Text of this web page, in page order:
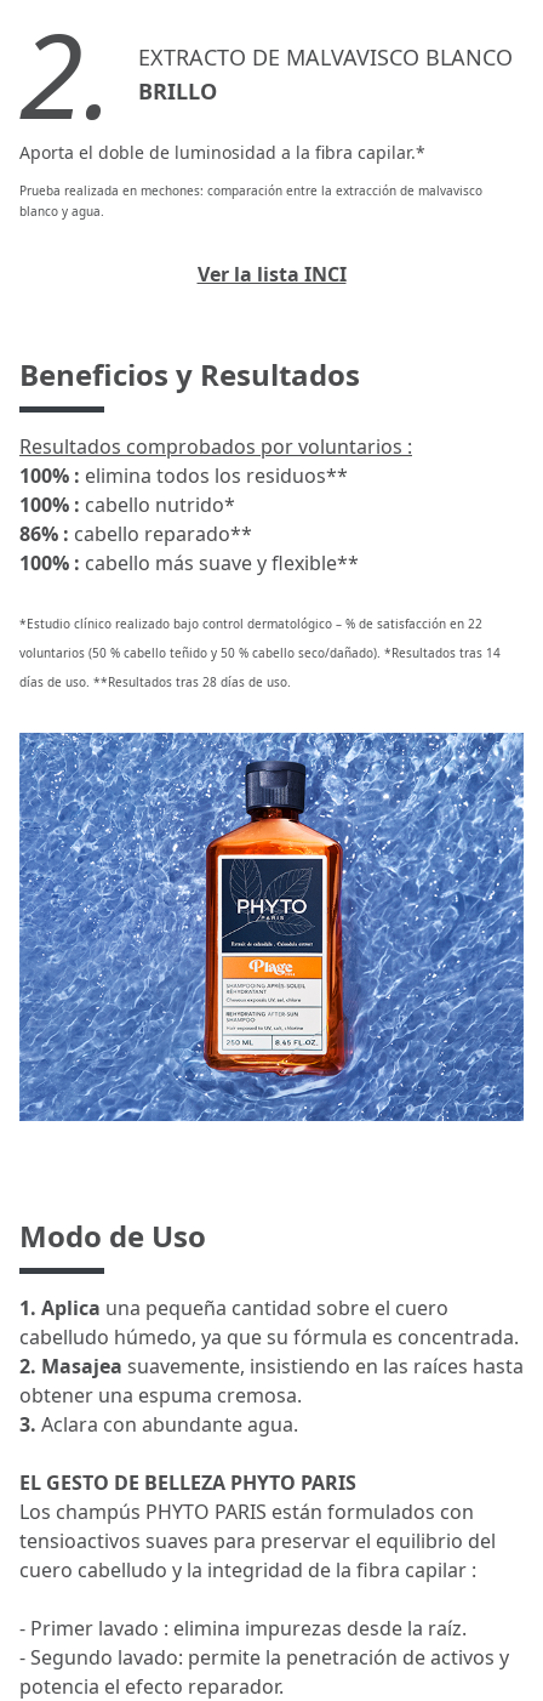
2.
EXTRACTO DE MALVAVISCO BLANCO
BRILLO
Aporta el doble de luminosidad a la fibra capilar.*
Prueba realizada en mechones: comparación entre la extracción de malvavisco
blanco y agua.
Ver la lista INCI
Beneficios y Resultados
Resultados comprobados por voluntarios :
100% : elimina todos los residuos**
100% : cabello nutrido*
86% : cabello reparado**
100% : cabello más suave y flexible**
*Estudio clínico realizado bajo control dermatológico – % de satisfacción en 22
voluntarios (50 % cabello teñido y 50 % cabello seco/dañado). *Resultados tras 14
días de uso. **Resultados tras 28 días de uso.
Modo de Uso
1. Aplica una pequeña cantidad sobre el cuero
cabelludo húmedo, ya que su fórmula es concentrada.
2. Masajea suavemente, insistiendo en las raíces hasta
obtener una espuma cremosa.
3. Aclara con abundante agua.
EL GESTO DE BELLEZA PHYTO PARIS
Los champús PHYTO PARIS están formulados con
tensioactivos suaves para preservar el equilibrio del
cuero cabelludo y la integridad de la fibra capilar :
- Primer lavado : elimina impurezas desde la raíz.
- Segundo lavado: permite la penetración de activos y
potencia el efecto reparador.